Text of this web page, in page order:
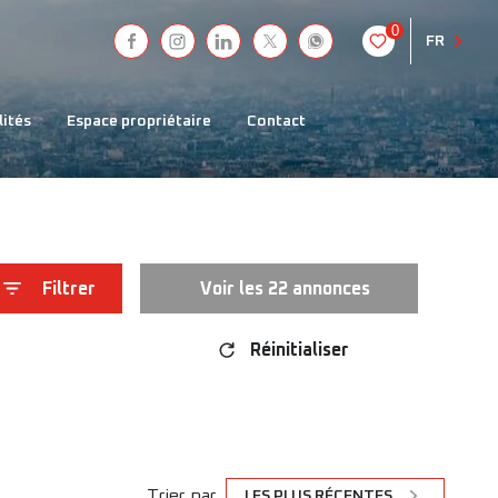
0
FR
espace propriétaire contact
Filtrer Voir les 22 annonces
Réinitialiser